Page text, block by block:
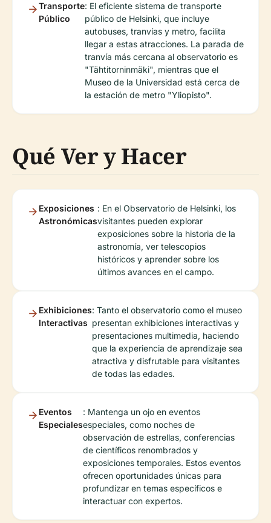
Transporte
Público
: El eficiente sistema de transporte
público de Helsinki, que incluye
autobuses, tranvías y metro, facilita
llegar a estas atracciones. La parada de
tranvía más cercana al observatorio es
"Tähtitorninmäki", mientras que el
Museo de la Universidad está cerca de
la estación de metro "Yliopisto".
Qué Ver y Hacer
Exposiciones
Astronómicas
: En el Observatorio de Helsinki, los
visitantes pueden explorar
exposiciones sobre la historia de la
astronomía, ver telescopios
históricos y aprender sobre los
últimos avances en el campo.
Exhibiciones
Interactivas
: Tanto el observatorio como el museo
presentan exhibiciones interactivas y
presentaciones multimedia, haciendo
que la experiencia de aprendizaje sea
atractiva y disfrutable para visitantes
de todas las edades.
Eventos
Especiales
: Mantenga un ojo en eventos
especiales, como noches de
observación de estrellas, conferencias
de científicos renombrados y
exposiciones temporales. Estos eventos
ofrecen oportunidades únicas para
profundizar en temas específicos e
interactuar con expertos.